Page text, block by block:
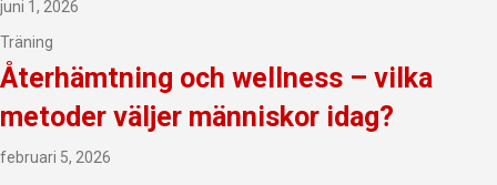
juni 1, 2026
Träning
Återhämtning och wellness – vilka
metoder väljer människor idag?
februari 5, 2026